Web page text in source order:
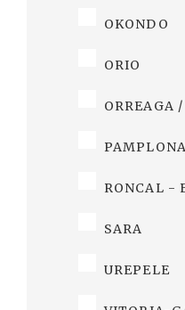
OKONDO
ORIO
ORREAGA
RONCAL -
SARA
UREPELE